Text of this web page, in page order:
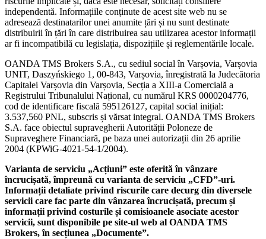
independentă. Informațiile conținute de acest site web nu se
adresează destinatarilor unei anumite țări și nu sunt destinate
distribuirii în țări în care distribuirea sau utilizarea acestor informații
ar fi incompatibilă cu legislația, dispozițiile și reglementările locale.
OANDA TMS Brokers S.A., cu sediul social în Varșovia, Varșovia
UNIT, Daszyńskiego 1, 00-843, Varșovia, înregistrată la Judecătoria
Capitalei Varșovia din Varșovia, Secția a XIII-a Comercială a
Registrului Tribunalului Național, cu numărul KRS 0000204776,
cod de identificare fiscală 595126127, capital social inițial:
3.537,560 PNL, subscris și vărsat integral. OANDA TMS Brokers
S.A. face obiectul supravegherii Autorității Poloneze de
Supraveghere Financiară, pe baza unei autorizații din 26 aprilie
2004 (KPWiG-4021-54-1/2004).
Varianta de serviciu „Acțiuni” este oferită în vânzare
încrucișată, împreună cu varianta de serviciu „CFD”-uri.
Informații detaliate privind riscurile care decurg din diversele
servicii care fac parte din vânzarea încrucișată, precum și
informații privind costurile și comisioanele asociate acestor
servicii, sunt disponibile pe site-ul web al OANDA TMS
Brokers, în secțiunea „Documente”.